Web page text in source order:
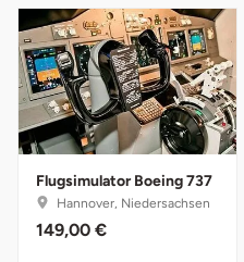
Flugsimulator Boeing 737
Hannover, Niedersachsen
149,00 €
Burghausen
Calw
Chemnitz
Cloppenburg
Coburg
Oberlausitz
Pirna
Riesa
Ruhrgebiet
Strausberg (Berlin/Brandenburg)
Suhl
Unterwellenborn
Weimar
Weißenfels
Witterda